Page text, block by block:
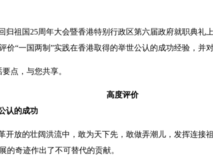
归祖国25周年大会暨香港特别行政区第六届政府就职典礼
价“一国两制”实践在香港取得的举世公认的成功经验，并
点，与您共享。
高度评价
认的成功
放的壮阔洪流中，敢为天下先，敢做弄潮儿，发挥连接
的奇迹作出了不可替代的贡献。